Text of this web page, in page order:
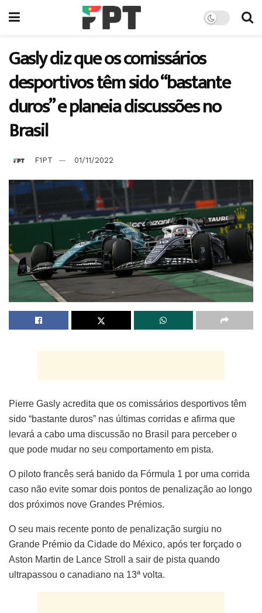
Gasly diz que os comissários
desportivos têm sido “bastante
duros” e planeia discussões no
Brasil
F1PT 01/11/2022
Pierre Gasly acredita que os comissários desportivos têm
sido “bastante duros” nas últimas corridas e afirma que
levará a cabo uma discussão no Brasil para perceber o
que pode mudar no seu comportamento em pista.
O piloto francês será banido da Fórmula 1 por uma corrida
caso não evite somar dois pontos de penalização ao longo
dos próximos nove Grandes Prémios.
O seu mais recente ponto de penalização surgiu no
Grande Prémio da Cidade do México, após ter forçado o
Aston Martin de Lance Stroll a sair de pista quando
ultrapassou o canadiano na 13ª volta.